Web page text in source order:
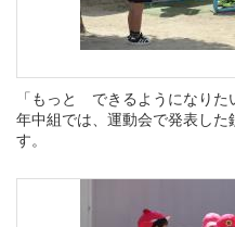
「もっと できるようになりた
年中組では、運動会で発表した
す。